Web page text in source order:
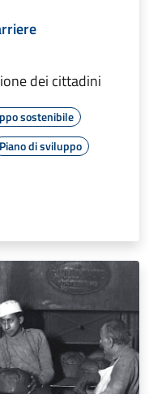
dei cittadini
sostenibile
Piano di sviluppo